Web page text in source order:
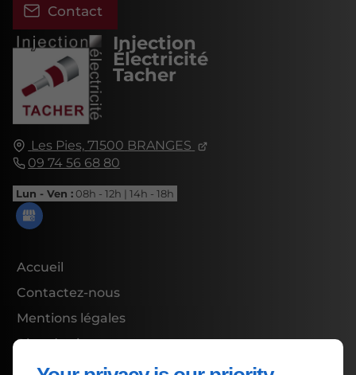
Injection
Électricité
Tacher
Les Pies, 71500 BRANGES
09 74 56 68 80
Lun - Ven : 08h - 12h | 14h - 18h
Accueil
Contactez-nous
Mentions légales
Plan du site
Contact